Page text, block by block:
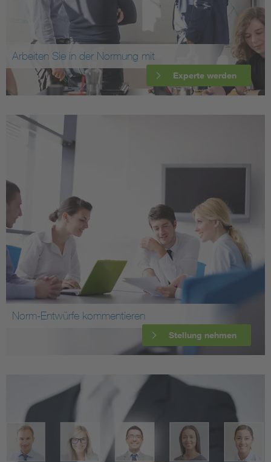
Arbeiten Sie in der Normung mit
Experte werden
Norm-Entwürfe kommentieren
Stellung nehmen